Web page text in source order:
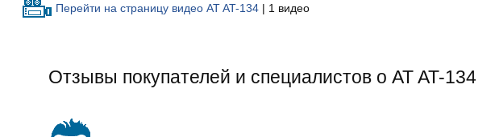
Перейти на страницу видео AT AT-134| 1 видео
Отзывы покупателей и специалистов о AT AT-134